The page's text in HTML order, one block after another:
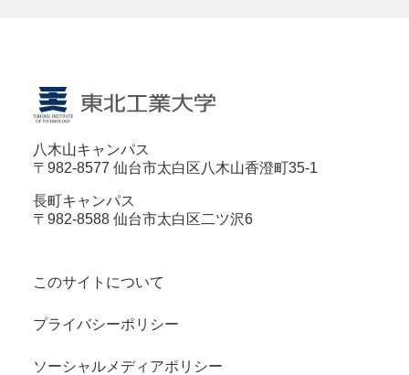
八木山キャンパス
〒982-8577 仙台市太白区八木山香澄町35-1
長町キャンパス
〒982-8588 仙台市太白区二ツ沢6
このサイトについて
プライバシーポリシー
ソーシャルメディアポリシー